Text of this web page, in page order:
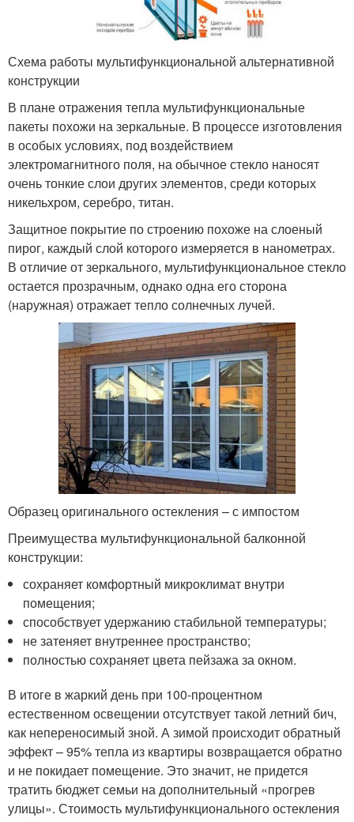
Схема работы мультифункциональной альтернативной
конструкции
В плане отражения тепла мультифункциональные
пакеты похожи на зеркальные. В процессе изготовления
в особых условиях, под воздействием
электромагнитного поля, на обычное стекло наносят
очень тонкие слои других элементов, среди которых
никельхром, серебро, титан.
Защитное покрытие по строению похоже на слоеный
пирог, каждый слой которого измеряется в нанометрах.
В отличие от зеркального, мультифункциональное стекло
остается прозрачным, однако одна его сторона
(наружная) отражает тепло солнечных лучей.
Образец оригинального остекления – с импостом
Преимущества мультифункциональной балконной
конструкции:
сохраняет комфортный микроклимат внутри
помещения;
способствует удержанию стабильной температуры;
не затеняет внутреннее пространство;
полностью сохраняет цвета пейзажа за окном.
В итоге в жаркий день при 100-процентном
естественном освещении отсутствует такой летний бич,
как непереносимый зной. А зимой происходит обратный
эффект – 95% тепла из квартиры возвращается обратно
и не покидает помещение. Это значит, не придется
тратить бюджет семьи на дополнительный «прогрев
улицы». Стоимость мультифункционального остекления